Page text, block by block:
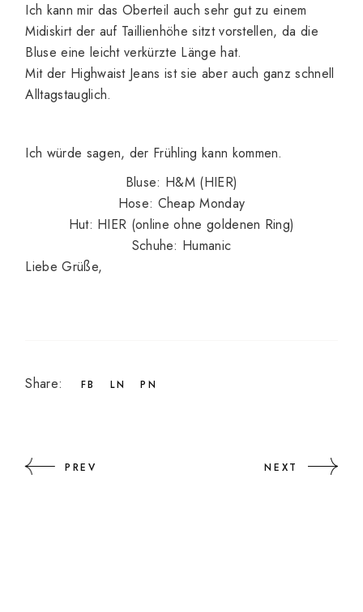
Ich kann mir das Oberteil auch sehr gut zu einem
Midiskirt der auf Taillienhöhe sitzt vorstellen, da die
Bluse eine leicht verkürzte Länge hat.
Mit der Highwaist Jeans ist sie aber auch ganz schnell
Alltagstauglich.
Ich würde sagen, der Frühling kann kommen.
Bluse: H&M (HIER)
Hose: Cheap Monday
Hut: HIER (online ohne goldenen Ring)
Schuhe: Humanic
Liebe Grüße,
Share: FB LN PN
PREV NEXT